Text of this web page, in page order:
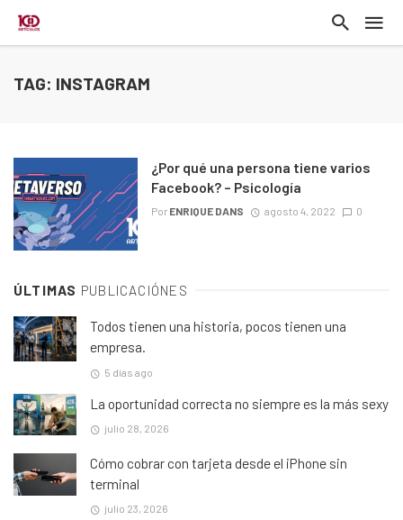
TAG: INSTAGRAM
¿Por qué una persona tiene varios
Facebook? – Psicología
Por ENRIQUE DANS agosto 4, 2022 0
ÚLTIMAS PUBLICACIÓNES
Todos tienen una historia, pocos tienen una
empresa.
5 días ago
La oportunidad correcta no siempre es la más sexy
julio 28, 2026
Cómo cobrar con tarjeta desde el iPhone sin
terminal
julio 23, 2026